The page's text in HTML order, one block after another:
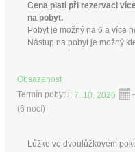
Cena platí při rezervaci
na pobyt.
Pobyt je možný na 6 a více
Nástup na pobyt je možný
Obsazenost
Termín pobytu: 7. 10. 2026
(6 nocí)
Lůžko ve dvoulůžkovém